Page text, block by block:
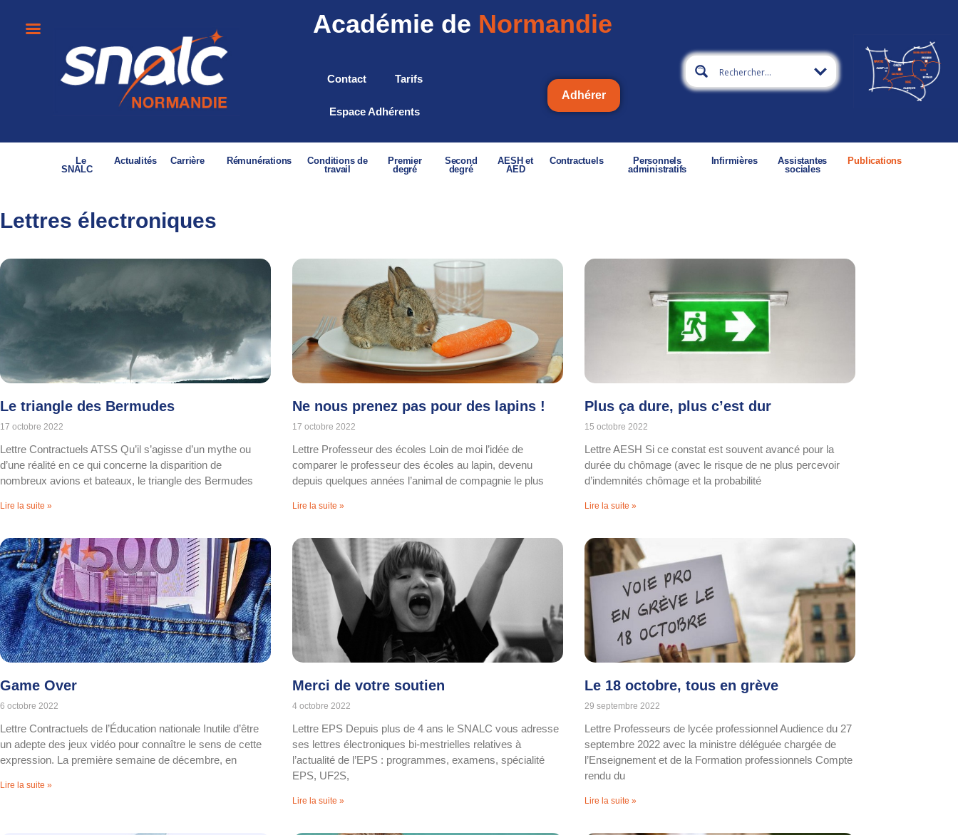
Académie de Normandie
Contact Tarifs
Espace Adhérents
Adhérer
Le
SNALC
Actualités Carrière Rémunérations
Conditions de
travail
Premier
degré
Second
degré
AESH et
AED
Contractuels
Personnels
administratifs
Infirmières
Assistantes
sociales
Publications
Lettres électroniques
Le triangle des Bermudes
17 octobre 2022
Lettre Contractuels ATSS Qu’il s’agisse d’un mythe ou
d’une réalité en ce qui concerne la disparition de
nombreux avions et bateaux, le triangle des Bermudes
Lire la suite »
Ne nous prenez pas pour des lapins !
17 octobre 2022
Lettre Professeur des écoles Loin de moi l’idée de
comparer le professeur des écoles au lapin, devenu
depuis quelques années l’animal de compagnie le plus
Lire la suite »
Plus ça dure, plus c’est dur
15 octobre 2022
Lettre AESH Si ce constat est souvent avancé pour la
durée du chômage (avec le risque de ne plus percevoir
d’indemnités chômage et la probabilité
Lire la suite »
Game Over
6 octobre 2022
Lettre Contractuels de l’Éducation nationale Inutile d’être
un adepte des jeux vidéo pour connaître le sens de cette
expression. La première semaine de décembre, en
Lire la suite »
Merci de votre soutien
4 octobre 2022
Lettre EPS Depuis plus de 4 ans le SNALC vous adresse
ses lettres électroniques bi-mestrielles relatives à
l’actualité de l’EPS : programmes, examens, spécialité
EPS, UF2S,
Lire la suite »
Le 18 octobre, tous en grève
29 septembre 2022
Lettre Professeurs de lycée professionnel Audience du 27
septembre 2022 avec la ministre déléguée chargée de
l’Enseignement et de la Formation professionnels Compte
rendu du
Lire la suite »